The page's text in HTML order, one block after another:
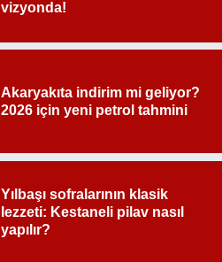
vizyonda!
Akaryakıta indirim mi geliyor?
2026 için yeni petrol tahmini
Yılbaşı sofralarının klasik
lezzeti: Kestaneli pilav nasıl
yapılır?